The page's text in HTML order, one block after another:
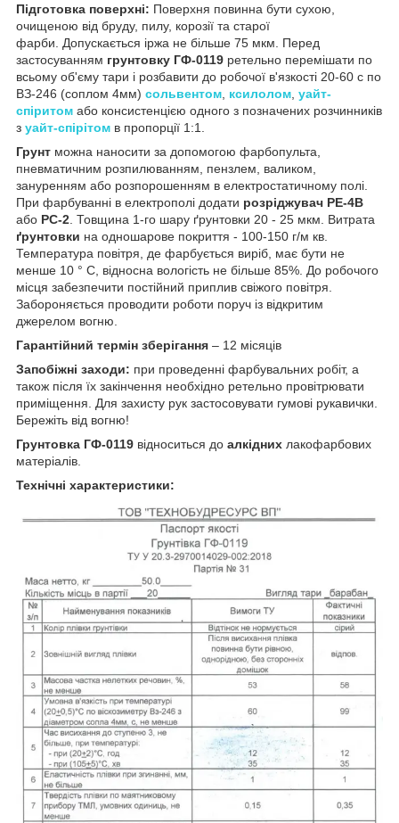
Підготовка поверхні: Поверхня повинна бути сухою,
очищеною від бруду, пилу, корозії та старої
фарби. Допускається іржа не більше 75 мкм. Перед
застосуванням грунтовку ГФ-0119 ретельно перемішати по
всьому об'єму тари і розбавити до робочої в'язкості 20-60 с по
ВЗ-246 (соплом 4мм) сольвентом ксилолом уайт-
спіритом або консистенцією одного з позначених розчинників
з уайт-спірітом в пропорції 1:1.
Грунт можна наносити за допомогою фарбопульта,
пневматичним розпилюванням, пензлем, валиком,
зануренням або розпорошенням в електростатичному полі.
При фарбуванні в електрополі додати розріджувач РЕ-4В
або РС-2 . Товщина 1-го шару ґрунтовки 20 - 25 мкм. Витрата
ґрунтовки на одношарове покриття - 100-150 г/м кв.
Температура повітря, де фарбується виріб, має бути не
менше 10 ° С, відносна вологість не більше 85%. До робочого
місця забезпечити постійний приплив свіжого повітря.
Забороняється проводити роботи поруч із відкритим
джерелом вогню.
Гарантійний термін зберігання – 12 місяців
Запобіжні заходи: при проведенні фарбувальних робіт, а
також після їх закінчення необхідно ретельно провітрювати
приміщення. Для захисту рук застосовувати гумові рукавички.
Бережіть від вогню!
Грунтовка ГФ-0119 відноситься до алкідних лакофарбових
матеріалів.
Технічні характеристики: